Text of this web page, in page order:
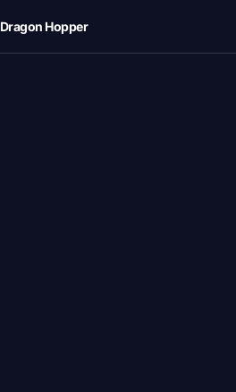
Dragon Hopper